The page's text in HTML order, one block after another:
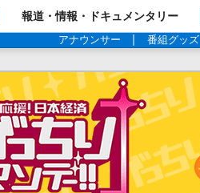
報道・情報・ドキュメンタリー
アナウンサー 番組グッズ